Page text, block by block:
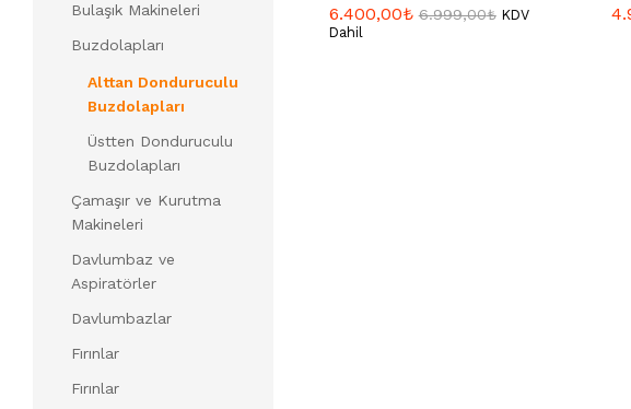
6.400,00₺ 6.999,00₺ KDV
Dahil
6.400,00₺ 6.999,00₺
Bulaşık Makineleri
Buzdolapları
Alttan Donduruculu
Buzdolapları
Üstten Donduruculu
Buzdolapları
Çamaşır ve Kurutma
Makineleri
Davlumbaz ve
Aspiratörler
Davlumbazlar
Fırınlar
Fırınlar